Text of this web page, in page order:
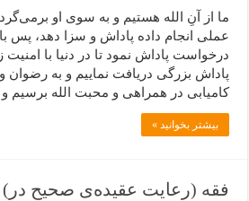
ما از آنِ الله هستیم و به سوی او
عملی انجام داده پاداش و سزا دهد، پس
درخواست پاداش نمود تا در دنیا با
پاداش بزرگی دریافت نماییم و به رضوان
کامیابی در همراهی و محبت الله برسیم
بیشتر بخوانید »
فقه (رعایت عقیده‌ی صحیح